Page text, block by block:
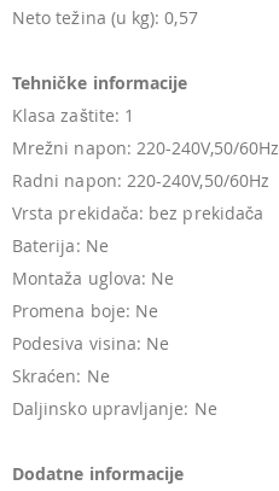
Neto težina (u kg): 0,57
Tehničke informacije
Klasa zaštite: 1
Mrežni napon: 220-240V,50/60Hz
Radni napon: 220-240V,50/60Hz
Vrsta prekidača: bez prekidača
Baterija: Ne
Montaža uglova: Ne
Promena boje: Ne
Podesiva visina: Ne
Skraćen: Ne
Daljinsko upravljanje: Ne
Dodatne informacije